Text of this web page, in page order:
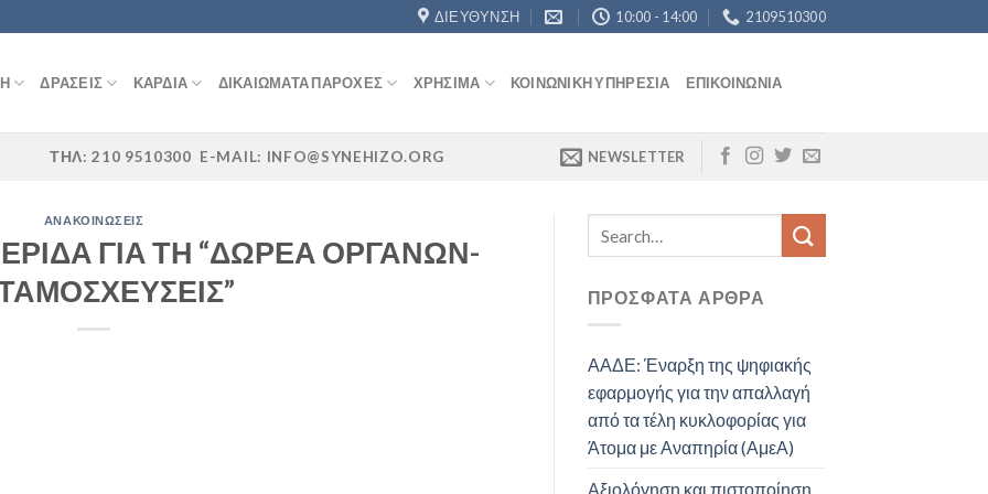
ΔΙΕΎΘΥΝΣΗ 10:00 - 14:00 2109510300
ΔΡΆΣΕΙΣ ΚΑΡΔΙΆ ΔΙΚΑΙΏΜΑΤΑ ΠΑΡΟΧΈΣ ΧΡΉΣΙΜΑ ΚΟΙΝΩΝΙΚΉ ΥΠΗΡΕΣΊΑ ΕΠΙΚΟΙΝΩΝΊΑ
ΤΗΛ: 210 9510300 E-MAIL: INFO@SYNEHIZO.ORG NEWSLETTER
ΑΝΑΚΟΙΝΏΣΕΙΣ
ΓΙΑ ΤΗ “ΔΩΡΕΑ ΟΡΓΑΝΩΝ-
ΠΡΌΣΦΑΤΑ ΆΡΘΡΑ
ΑΑΔΕ: Έναρξη της ψηφιακής
εφαρμογής για την απαλλαγή
από τα τέλη κυκλοφορίας για
Άτομα με Αναπηρία (ΑμεΑ)
Αξιολόγηση και πιστοποίηση